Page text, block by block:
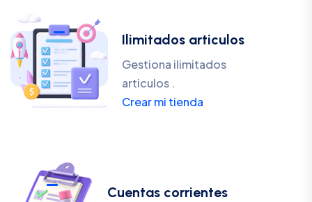
Ilimitados articulos
Gestiona ilimitados
articulos .
Crear mi tienda
Cuentas corrientes